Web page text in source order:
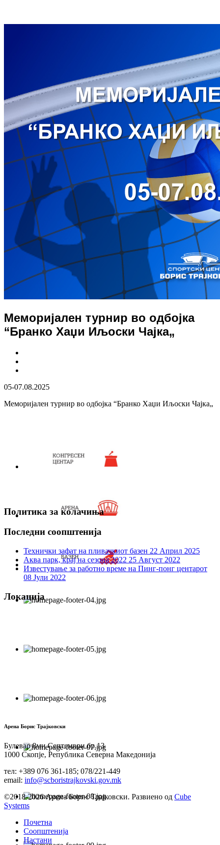
Меморијален турнир во одбојка
“Бранко Хаџи Иљоски Чајка„
05-07.08.2025
Меморијален турнир во одбојка “Бранко Хаџи Иљоски Чајка„
Политика за колачиња
Последни соопштенија
Технички зафат на пливачкиот базен 22 Април 2025
Аква парк, крај на сезона 2022 25 Август 2022
Известување за работно време на Пинг-понг центарот
08 Јули 2022
Локација
Арена Борис Трајковски
Булевар 8ми Септември бр.13
1000 Скопје, Република Северна Македонија
тел: +389 076 361-185; 078/221-449
email: info@scboristrajkovski.gov.mk
©2018-2026 Арена Борис Трајковски. Развиено од Cube
Systems
Почетна
Соопштенија
Настани